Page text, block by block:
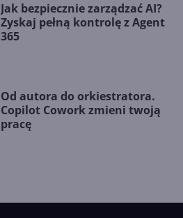
Jak bezpiecznie zarządzać AI?
Zyskaj pełną kontrolę z Agent
365
Od autora do orkiestratora.
Copilot Cowork zmieni twoją
pracę